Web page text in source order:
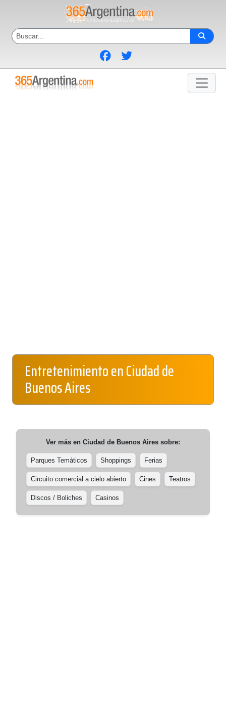
Entretenimiento en Ciudad de
Buenos Aires
Ver más en Ciudad de Buenos Aires sobre:
Parques Temáticos Shoppings Ferias
Circuito comercial a cielo abierto Cines Teatros
Discos / Boliches Casinos